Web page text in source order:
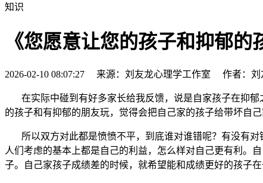
知识
《您愿意让您的孩子和抑郁
2026-02-10 08:07:27 来源：刘友龙心理学工作室 作者：刘
在实际中碰到有好多家长给我反馈，说是自家孩子在抑
的孩子和有抑郁的朋友玩，觉得会把自己家的孩子给带坏自
所以双方对此都是愤愤不平，到底谁对谁错呢？有没有对
人们考虑的基本上都是自己的利益，怎么样对自己更有利。
子。自己家孩子成绩差的时候，就希望能和成绩更好的孩子